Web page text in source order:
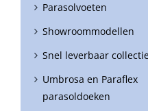
Parasolvoeten
Showroommodellen
Snel leverbaar
Umbrosa en Paraflex
parasoldoeken